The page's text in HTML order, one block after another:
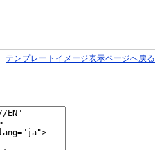
テンプレートイメージ表示ページへ戻る